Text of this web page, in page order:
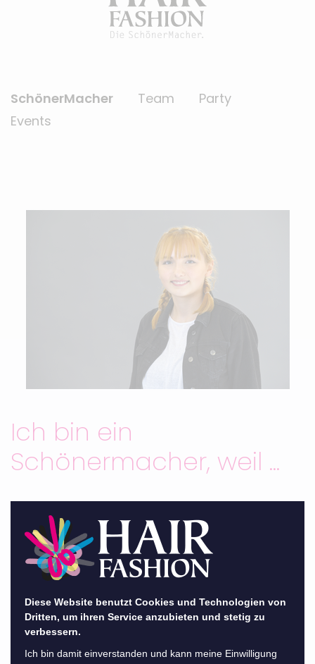
SchönerMacher Team
Party
Events
Ich bin ein
Schönermacher, weil ...
Angefangen hat Bianca aus dem Team in
Fürstenau bei HAIR FASHION mit einem EQ -
Stylisten-Beruf und das Friseurhandwerk von
Grund auf und in Ruhe kennen lernen. Das EQ
war die perfekte Vorbereitung auf die
Diese Website benutzt Cookies und Technologien von
Dritten, um ihren Service anzubieten und stetig zu
verbessern.
Ich bin damit einverstanden und kann meine Einwilligung